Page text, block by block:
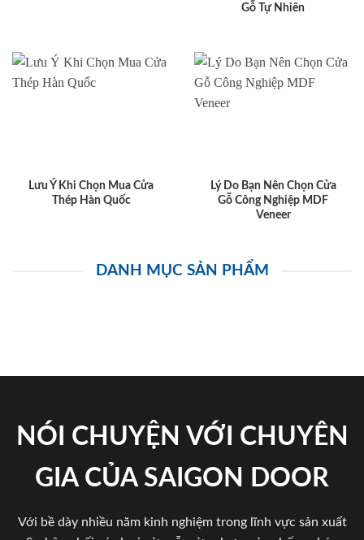
Gỗ Tự Nhiên
Lưu Ý Khi Chọn Mua Cửa
Thép Hàn Quốc
Lý Do Bạn Nên Chọn Cửa
Gỗ Công Nghiệp MDF
Veneer
DANH MỤC SẢN PHẨM
NÓI CHUYỆN VỚI CHUYÊN
GIA CỦA SAIGON DOOR
Với bề dày nhiều năm kinh nghiệm trong lĩnh vực sản xuất